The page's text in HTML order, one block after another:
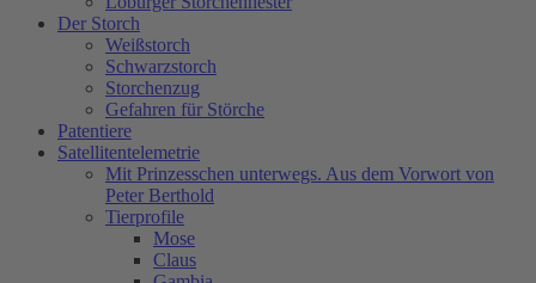
Der Storch
Weißstorch
Schwarzstorch
Storchenzug
Gefahren für Störche
Patentiere
Satellitentelemetrie
Mit Prinzesschen unterwegs. Aus dem Vorwort von
Peter Berthold
Tierprofile
Mose
Claus